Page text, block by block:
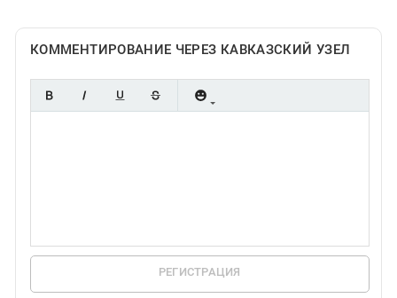
КОММЕНТИРОВАНИЕ ЧЕРЕЗ КАВКАЗСКИЙ УЗЕЛ
РЕГИСТРАЦИЯ